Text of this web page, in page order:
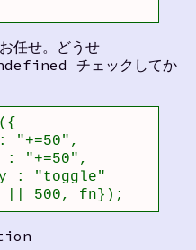
せ。どうせ
チェックしてか
"+=50",
: "+=50",
: "toggle"
|| 500, fn});